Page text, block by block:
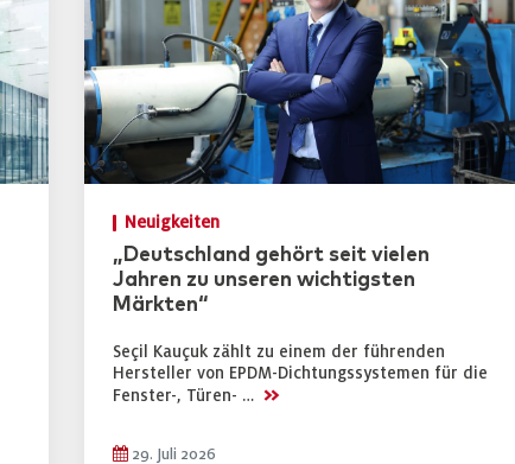
Neuigkeiten
„Deutschland gehört seit vielen
Jahren zu unseren wichtigsten
Märkten“
Seçil Kauçuk zählt zu einem der führenden
Hersteller von EPDM-Dichtungssystemen für die
Fenster-, Türen- … >>
29. Juli 2026